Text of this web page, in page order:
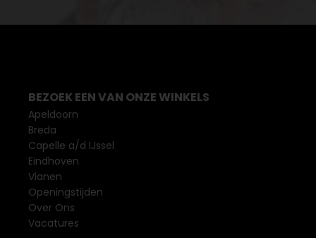
BEZOEK EEN VAN ONZE WINKELS
Apeldoorn
Breda
Capelle a/d IJssel
Eindhoven
Vianen
Openingstijden
Over Ons
Vacatures